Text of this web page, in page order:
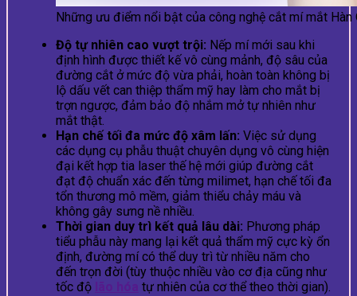
Những ưu điểm nổi bật của công nghệ cắt mí mắt Hàn
Độ tự nhiên cao vượt trội: Nếp mí mới sau khi
định hình được thiết kế vô cùng mảnh, độ sâu của
đường cắt ở mức độ vừa phải, hoàn toàn không bị
lộ dấu vết can thiệp thẩm mỹ hay làm cho mắt bị
trợn ngược, đảm bảo độ nhắm mở tự nhiên như
mắt thật.
Hạn chế tối đa mức độ xâm lấn: Việc sử dụng
các dụng cụ phẫu thuật chuyên dụng vô cùng hiện
đại kết hợp tia laser thế hệ mới giúp đường cắt
đạt độ chuẩn xác đến từng milimet, hạn chế tối đa
tổn thương mô mềm, giảm thiểu chảy máu và
không gây sưng nề nhiều.
Thời gian duy trì kết quả lâu dài: Phương pháp
tiểu phẫu này mang lại kết quả thẩm mỹ cực kỳ ổn
định, đường mí có thể duy trì từ nhiều năm cho
đến trọn đời (tùy thuộc nhiều vào cơ địa cũng như
tốc độ lão hóa tự nhiên của cơ thể theo thời gian).